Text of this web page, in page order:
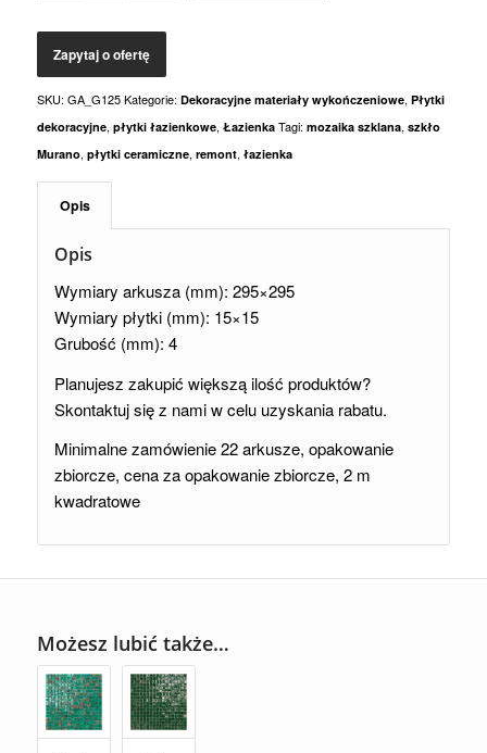
SKU: GA_G125 Kategorie: Dekoracyjne materiały wykończeniowe, Płytki
dekoracyjne, płytki łazienkowe, Łazienka Tagi: mozaika szklana, szkło
Murano, płytki ceramiczne, remont, łazienka
Opis
Opis
Wymiary arkusza (mm): 295×295
Wymiary płytki (mm): 15×15
Grubość (mm): 4
Planujesz zakupić większą ilość produktów?
Skontaktuj się z nami w celu uzyskania rabatu.
Minimalne zamówienie 22 arkusze, opakowanie
zbiorcze, cena za opakowanie zbiorcze, 2 m
kwadratowe
Możesz lubić także…